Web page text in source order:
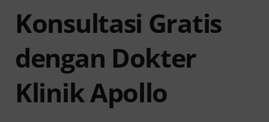
Konsultasi Gratis
dengan Dokter
Klinik Apollo